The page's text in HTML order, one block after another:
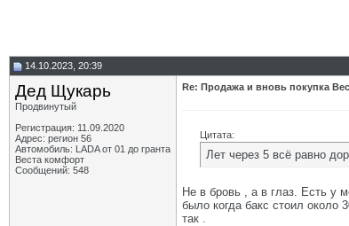
14.10.2023, 20:39
Дед Щукарь
Продвинутый
Регистрация: 11.09.2020
Адрес: регион 56
Автомобиль: LADA от 01 до гранта
Веста комфорт
Сообщений: 548
Re: Продажа и вновь покупка
Цитата:
Лет через 5 всё равно
Не в бровь , а в глаз. Есть у
было когда бакс стоил около
так .